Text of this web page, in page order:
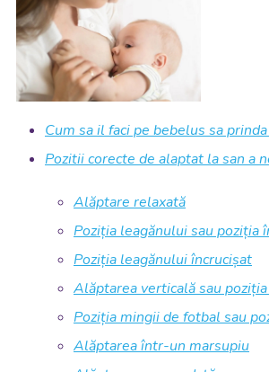
Cum sa il faci pe bebelus sa
Pozitii corecte de alaptat la san a
Alăptare relaxată
Poziția leagănului sau poziția
Poziția leagănului încrucișat
Alăptarea verticală sau
Poziția mingii de fotbal sau
Alăptarea într-un marsupiu